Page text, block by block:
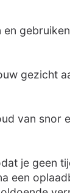
gezicht
van snor
je geen
een